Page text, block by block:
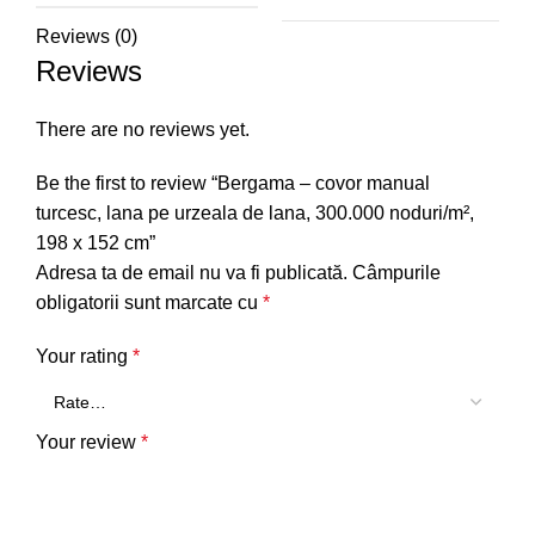
Reviews (0)
Reviews
There are no reviews yet.
Be the first to review “Bergama – covor manual
turcesc, lana pe urzeala de lana, 300.000 noduri/m²,
198 x 152 cm”
Adresa ta de email nu va fi publicată. Câmpurile
obligatorii sunt marcate cu *
Your rating *
Your review *